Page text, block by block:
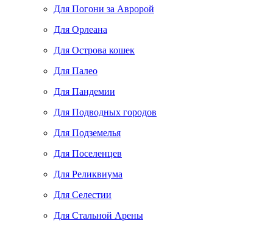
Для Погони за Авророй
Для Орлеана
Для Острова кошек
Для Палео
Для Пандемии
Для Подводных городов
Для Подземелья
Для Поселенцев
Для Реликвиума
Для Селестии
Для Стальной Арены